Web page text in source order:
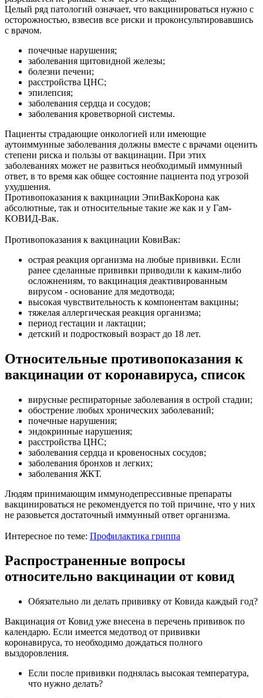
Целый ряд патологий означает, что вакцинироваться нужно с
осторожностью, взвесив все риски и проконсультировавшись
с врачом.
почечные нарушения;
заболевания щитовидной железы;
болезни печени;
расстройства ЦНС;
эпилепсия;
заболевания сердца и сосудов;
заболевания кроветворной системы.
Пациенты страдающие онкологией или имеющие
аутоиммунные заболевания должны вместе с врачами оценить
степени риска и пользы от вакцинации. При этих
заболеваниях может не развиться необходимый иммунный
ответ, в то время как общее состояние пациента под угрозой
ухудшения.
Противопоказания к вакцинации ЭпиВакКорона как
абсолютные, так и относительные такие же как и у Гам-
КОВИД-Вак.
Противопоказания к вакцинации КовиВак:
острая реакция организма на любые прививки. Если
ранее сделанные прививки приводили к каким-либо
осложнениям, то вакцинация деактивированным
вирусом - основание для медотвода;
высокая чувствительность к компонентам вакцины;
тяжелая аллергическая реакция организма;
период гестации и лактации;
детский и подростковый возраст до 18 лет.
Относительные противопоказания к
вакцинации от коронавируса, список
вирусные респираторные заболевания в острой стадии;
обострение любых хронических заболеваний;
почечные нарушения;
эндокринные нарушения;
расстройства ЦНС;
заболевания сердца и кровеносных сосудов;
заболевания бронхов и легких;
заболевания ЖКТ.
Людям принимающим иммунодепрессивные препараты
вакцинироваться не рекомендуется по той причине, что у них
не разовьется достаточный иммунный ответ организма.
Интересное по теме: Профилактика гриппа
Распространенные вопросы
относительно вакцинации от ковид
Обязательно ли делать прививку от Ковида каждый год?
Вакцинация от Ковид уже внесена в перечень прививок по
календарю. Если имеется медотвод от прививки
коронавируса, то необходимо дождаться полного
выздоровления.
Если после прививки поднялась высокая температура,
что нужно делать?